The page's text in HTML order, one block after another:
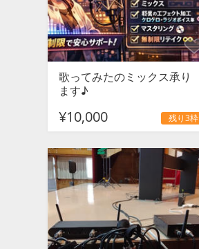
歌ってみたのミックス承り
ます♪
¥10,000 残り3枠